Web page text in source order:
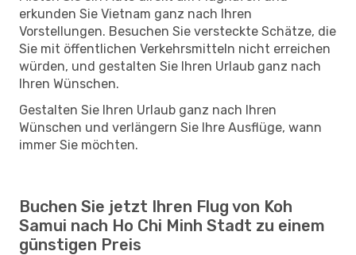
erkunden Sie Vietnam ganz nach Ihren
Vorstellungen. Besuchen Sie versteckte Schätze, die
Sie mit öffentlichen Verkehrsmitteln nicht erreichen
würden, und gestalten Sie Ihren Urlaub ganz nach
Ihren Wünschen.
Gestalten Sie Ihren Urlaub ganz nach Ihren
Wünschen und verlängern Sie Ihre Ausflüge, wann
immer Sie möchten.
Buchen Sie jetzt Ihren Flug von Koh
Samui nach Ho Chi Minh Stadt zu einem
günstigen Preis